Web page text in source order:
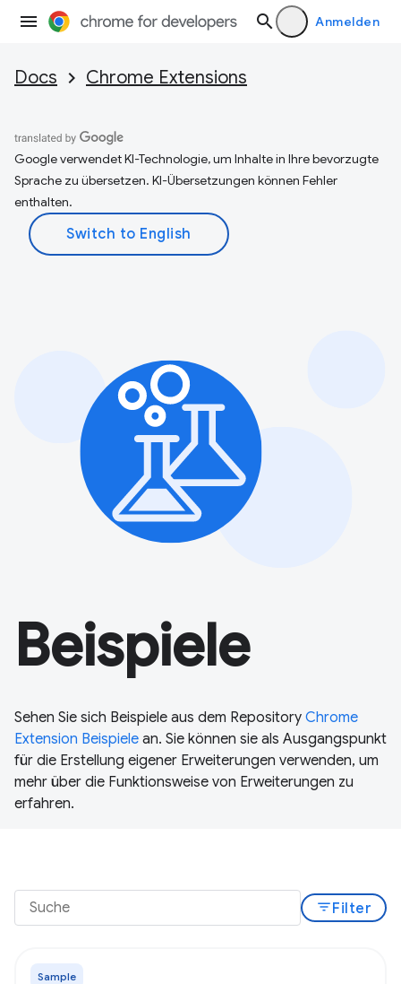
Anmelden
Docs Chrome Extensions
Google verwendet KI-Technologie, um Inhalte in Ihre bevorzugte
Sprache zu übersetzen. KI-Übersetzungen können Fehler
enthalten.
Beispiele
Sehen Sie sich Beispiele aus dem Repository Chrome
Extension Beispiele an. Sie können sie als Ausgangspunkt
für die Erstellung eigener Erweiterungen verwenden, um
mehr über die Funktionsweise von Erweiterungen zu
erfahren.
filter_listFilter
Sample